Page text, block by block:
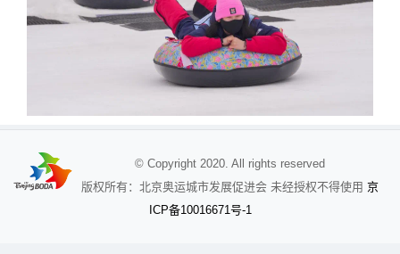
© Copyright 2020. All rights reserved
版权所有：北京奥运城市发展促进会 未经授权不得使用 京
ICP备10016671号-1